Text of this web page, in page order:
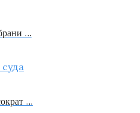
…
…